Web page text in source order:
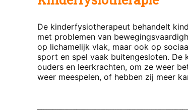
De kinderfysiotherapeut behandelt
met problemen van
op lichamelijk vlak, maar ook op
sport en spel vaak buitengesloten. De
ouders en leerkrachten, om ze weer
weer meespelen, of hebben zij meer